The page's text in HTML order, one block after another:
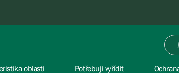
oblasti Potřebuji vyřídit